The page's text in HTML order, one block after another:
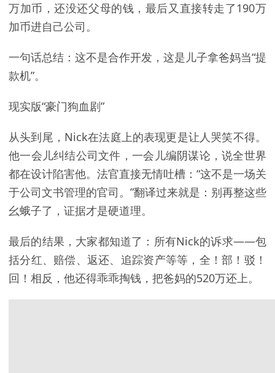
万加币，还没还父母的钱，最后又直接转走了190万
加币进自己公司。
一句话总结：这不是合作开发，这是儿子拿爸妈当“提
款机”。
现实版“豪门狗血剧”
从头到尾，Nick在法庭上的表现更是让人哭笑不得。
他一会儿纠结公司文件，一会儿编阴谋论，说全世界
都在设计陷害他。法官直接无情吐槽：“这不是一场关
于公司文书管理的官司。”翻译过来就是：别再整这些
幺蛾子了，证据才是硬道理。
最后的结果，大家都知道了：所有Nick的诉求——包
括分红、赔偿、返还、追踪资产等等，全！部！驳！
回！相反，他还得乖乖掏钱，把爸妈的520万还上。